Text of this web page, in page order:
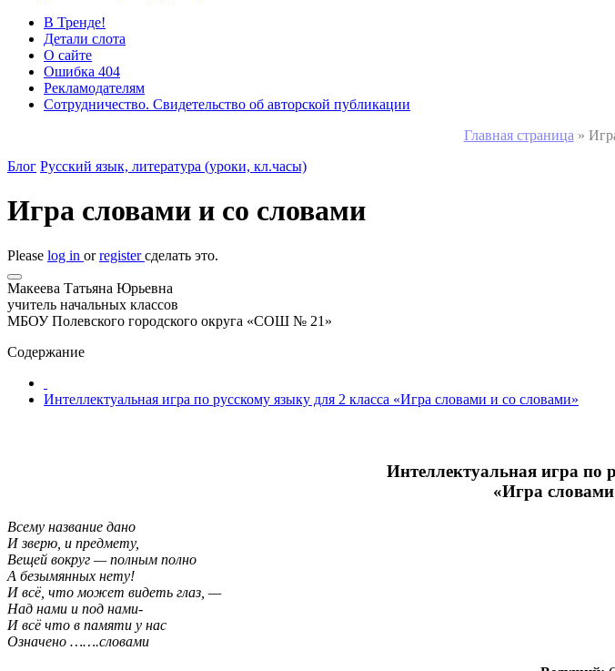
В Тренде!
Детали слота
О сайте
Ошибка 404
Рекламодателям
Сотрудничество. Свидетельство об авторской публикации
Главная страница »
Блог Русский язык, литература (уроки, кл.часы)
Игра словами и со словами
Please log in orregisterсделать это.
Макеева Татьяна Юрьевна
учитель начальных классов
МБОУ Полевского городского округа «СОШ № 21»
Содержание
Интеллектуальная игра по русскому языку для 2 класса «Игра словами и со словами»
Интеллектуальная игра по
«Игра
Всему название дано
И зверю, и предмету,
Вещей вокруг — полным полно
А безымянных нету!
И всё, что может видеть глаз, —
Над нами и под нами-
И всё что в памяти у нас
Означено …….словами